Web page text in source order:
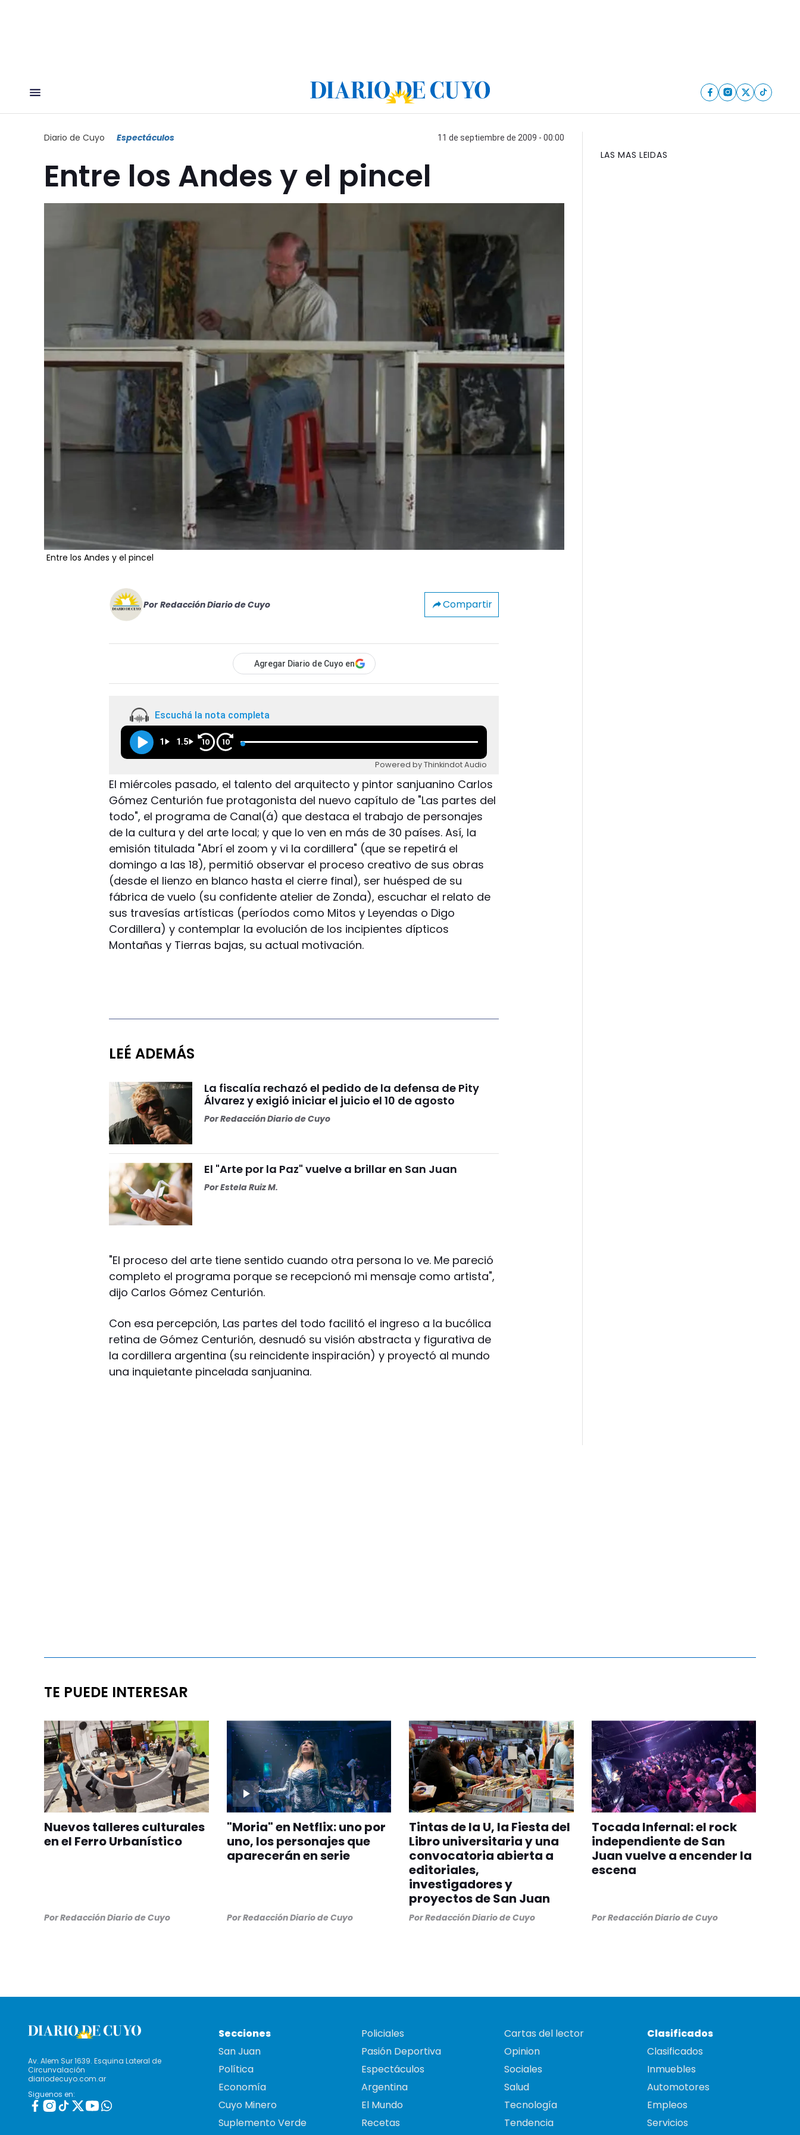
Diario de Cuyo Espectáculos 11 de septiembre de 2009 - 00:00
Entre los Andes y el pincel
Entre los Andes y el pincel
Por Redacción Diario de Cuyo Compartir
Agregar Diario de Cuyo en
Escuchá la nota completa
1 1.5 10 10
Powered by Thinkindot Audio
El miércoles pasado, el talento del arquitecto y pintor sanjuanino Carlos
Gómez Centurión fue protagonista del nuevo capítulo de "Las partes del
todo", el programa de Canal(á) que destaca el trabajo de personajes
de la cultura y del arte local; y que lo ven en más de 30 países. Así, la
emisión titulada "Abrí el zoom y vi la cordillera" (que se repetirá el
domingo a las 18), permitió observar el proceso creativo de sus obras
(desde el lienzo en blanco hasta el cierre final), ser huésped de su
fábrica de vuelo (su confidente atelier de Zonda), escuchar el relato de
sus travesías artísticas (períodos como Mitos y Leyendas o Digo
Cordillera) y contemplar la evolución de los incipientes dípticos
Montañas y Tierras bajas, su actual motivación.
LEÉ ADEMÁS
La fiscalía rechazó el pedido de la defensa de Pity
Álvarez y exigió iniciar el juicio el 10 de agosto
PorRedacción Diario de Cuyo
El "Arte por la Paz" vuelve a brillar en San Juan
PorEstela Ruiz M.
"El proceso del arte tiene sentido cuando otra persona lo ve. Me pareció
completo el programa porque se recepcionó mi mensaje como artista",
dijo Carlos Gómez Centurión.
Con esa percepción, Las partes del todo facilitó el ingreso a la bucólica
retina de Gómez Centurión, desnudó su visión abstracta y figurativa de
la cordillera argentina (su reincidente inspiración) y proyectó al mundo
una inquietante pincelada sanjuanina.
LAS MAS LEIDAS
TE PUEDE INTERESAR
Nuevos talleres culturales
en el Ferro Urbanístico
PorRedacción Diario de Cuyo
"Moria" en Netflix: uno por
uno, los personajes que
aparecerán en serie
PorRedacción Diario de Cuyo
Tintas de la U, la Fiesta del
Libro universitaria y una
convocatoria abierta a
editoriales,
investigadores y
proyectos de San Juan
PorRedacción Diario de Cuyo
Tocada Infernal: el rock
independiente de San
Juan vuelve a encender la
escena
PorRedacción Diario de Cuyo
Av. Alem Sur 1639. Esquina Lateral de
Circunvalación
diariodecuyo.com.ar
Siguenos en:
Secciones
San Juan
Política
Economía
Cuyo Minero
Suplemento Verde
Policiales
Pasión Deportiva
Espectáculos
Argentina
El Mundo
Recetas
Cartas del lector
Opinion
Sociales
Salud
Tecnología
Tendencia
Clasificados
Clasificados
Inmuebles
Automotores
Empleos
Servicios